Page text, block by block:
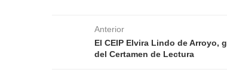
Anterior
El CEIP Elvira Lindo de Arroyo,
del Certamen de Lectura